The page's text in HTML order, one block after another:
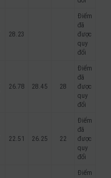
28.23
Điểm
đã
được
quy
đổi
26.78 28.45 28
Điểm
đã
được
quy
đổi
22.51 26.25 22
Điểm
đã
được
quy
đổi
Điểm